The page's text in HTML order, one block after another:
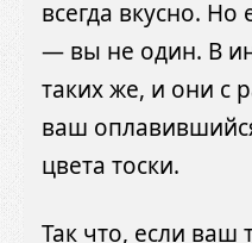
всегда вкусно.
— вы не один. В
таких же, и они с
ваш
цвета тоски.
Так что, если ваш